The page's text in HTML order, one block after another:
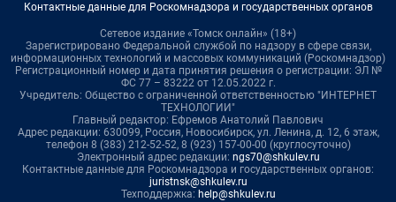
Контактные данные для Роскомнадзора и государственных органов
Сетевое издание «Томск онлайн» (18+)
Зарегистрировано Федеральной службой по надзору в сфере связи,
информационных технологий и массовых коммуникаций (Роскомнадзор)
Регистрационный номер и дата принятия решения о регистрации: ЭЛ №
ФС 77 – 83222 от 12.05.2022 г.
Учредитель: Общество с ограниченной ответственностью "ИНТЕРНЕТ
ТЕХНОЛОГИИ"
Главный редактор: Ефремов Анатолий Павлович
Адрес редакции: 630099, Россия, Новосибирск, ул. Ленина, д. 12, 6 этаж,
телефон 8 (383) 212-52-52, 8 (923) 157-00-00 (круглосуточно)
Электронный адрес редакции: ngs70@shkulev.ru
Контактные данные для Роскомнадзора и государственных органов:
juristnsk@shkulev.ru
Техподдержка: help@shkulev.ru